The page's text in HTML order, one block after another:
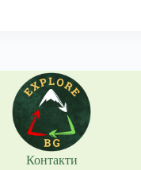
Контакти